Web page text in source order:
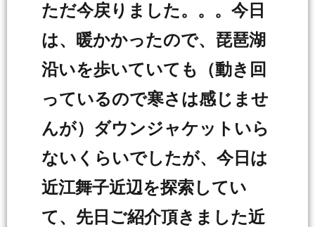
ただ今戻りました。。。今日
は、暖かかったので、琵琶湖
沿いを歩いていても（動き回
っているので寒さは感じませ
んが）ダウンジャケットいら
ないくらいでしたが、今日は
近江舞子近辺を探索してい
て、先日ご紹介頂きました近